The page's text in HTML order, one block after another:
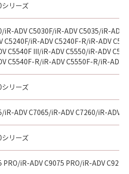
リーズ
iR-ADV C5030F/iR-ADV C5035/iR-
C5240F/iR-ADV C5240F-R/iR-ADV
C5540F III/iR-ADV C5550/iR-ADV
C5540F-R/iR-ADV C5550F-R/iR-ADV
リーズ
iR-ADV C7065/iR-ADV C7260/iR-ADV
リーズ
PRO/iR-ADV C9075 PRO/iR-ADV